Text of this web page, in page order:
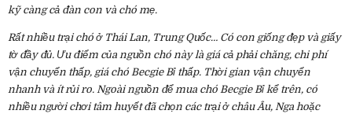
kỹ càng cả đàn con và chó mẹ.
Rất nhiều trại chó ở Thái Lan, Trung Quốc… Có con giống đẹp và giấy
tờ đầy đủ. Ưu điểm của nguồn chó này là giá cả phải chăng, chi phí
vận chuyển thấp, giá chó Becgie Bỉ thấp. Thời gian vận chuyển
nhanh và ít rủi ro. Ngoài nguồn để mua chó Becgie Bỉ kể trên, có
nhiều người chơi tâm huyết đã chọn các trại ở châu Âu, Nga hoặc